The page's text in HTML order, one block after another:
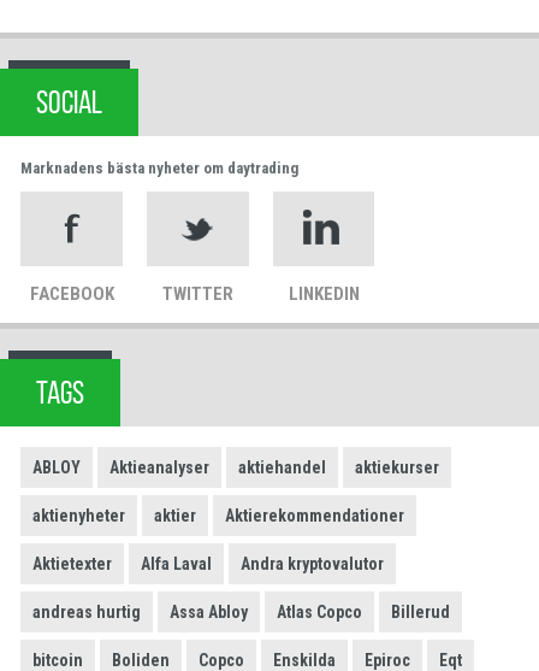
SOCIAL
Marknadens bästa nyheter om daytrading
FACEBOOK TWITTER LINKEDIN
TAGS
ABLOY Aktieanalyser aktiehandel aktiekurser
aktienyheter aktier Aktierekommendationer
Aktietexter Alfa Laval Andra kryptovalutor
andreas hurtig Assa Abloy Atlas Copco Billerud
bitcoin Boliden Copco Enskilda Epiroc Eqt